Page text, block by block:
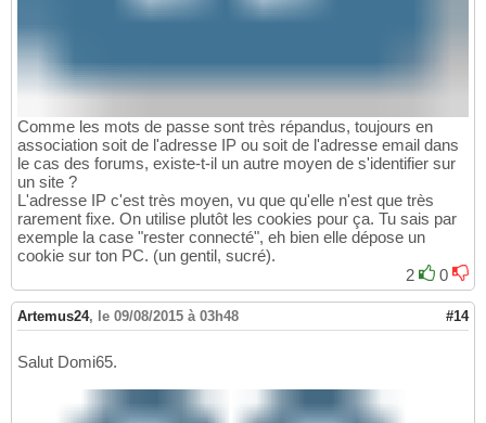
Comme les mots de passe sont très répandus, toujours en
association soit de l'adresse IP ou soit de l'adresse email dans
le cas des forums, existe-t-il un autre moyen de s'identifier sur
un site ?
L'adresse IP c'est très moyen, vu que qu'elle n'est que très
rarement fixe. On utilise plutôt les cookies pour ça. Tu sais par
exemple la case "rester connecté", eh bien elle dépose un
cookie sur ton PC. (un gentil, sucré).
2
0
Artemus24, le 09/08/2015 à 03h48 #14
Salut Domi65.